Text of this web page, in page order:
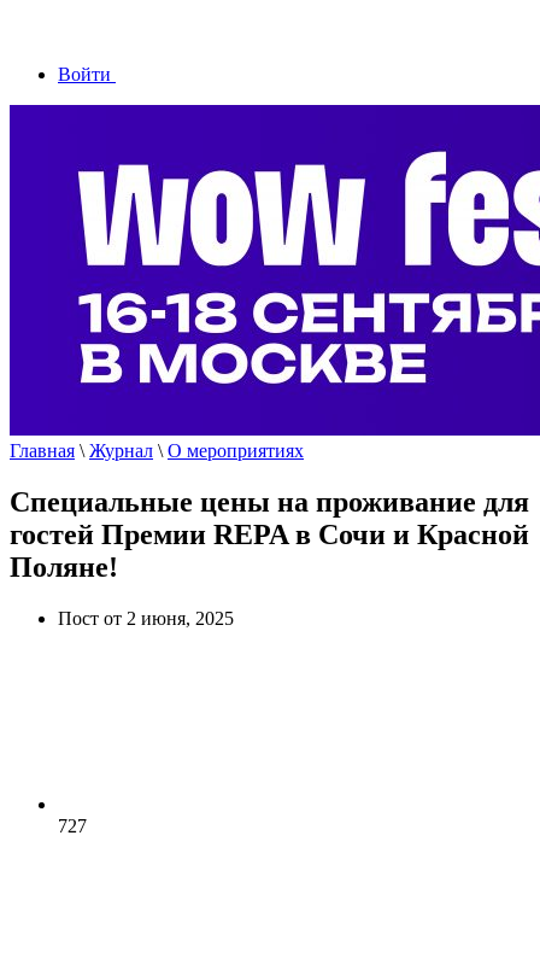
Войти
Главная \ Журнал \ О мероприятиях
Специальные цены на проживание для
гостей Премии REPA в Сочи и Красной
Поляне!
Пост от 2 июня, 2025
727